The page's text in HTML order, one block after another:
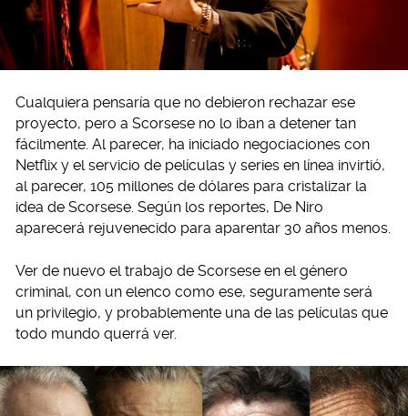
Cualquiera pensaría que no debieron rechazar ese
proyecto, pero a Scorsese no lo iban a detener tan
fácilmente. Al parecer, ha iniciado negociaciones con
Netflix y el servicio de películas y series en línea invirtió,
al parecer, 105 millones de dólares para cristalizar la
idea de Scorsese. Según los reportes, De Niro
aparecerá rejuvenecido para aparentar 30 años menos.
Ver de nuevo el trabajo de Scorsese en el género
criminal, con un elenco como ese, seguramente será
un privilegio, y probablemente una de las películas que
todo mundo querrá ver.